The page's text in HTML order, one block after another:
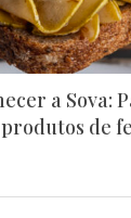
a Sova:
de